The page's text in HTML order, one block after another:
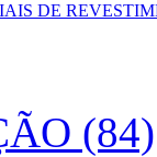
DE
(84)